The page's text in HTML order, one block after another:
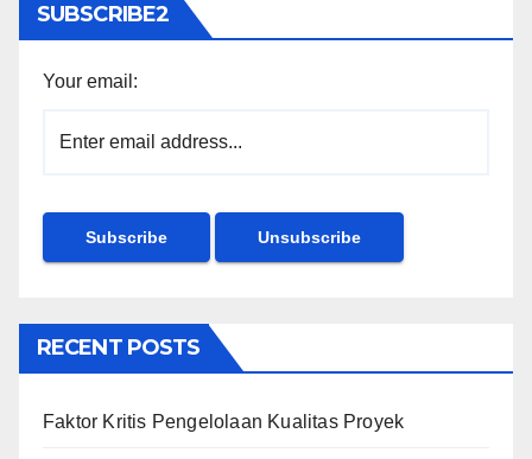
SUBSCRIBE2
Your email:
RECENT POSTS
Faktor Kritis Pengelolaan Kualitas Proyek